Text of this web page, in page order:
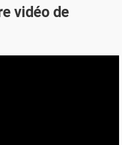
vidéo de